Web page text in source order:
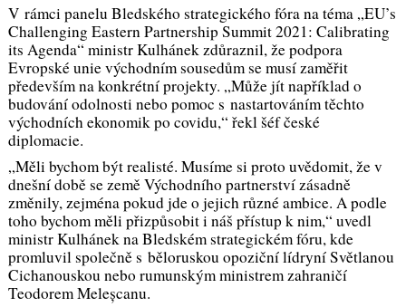
V rámci panelu Bledského strategického fóra na téma „EU’s
Challenging Eastern Partnership Summit 2021: Calibrating
its Agenda“ ministr Kulhánek zdůraznil, že podpora
Evropské unie východním sousedům se musí zaměřit
především na konkrétní projekty. „Může jít například o
budování odolnosti nebo pomoc s nastartováním těchto
východních ekonomik po covidu,“ řekl šéf české
diplomacie.
„Měli bychom být realisté. Musíme si proto uvědomit, že v
dnešní době se země Východního partnerství zásadně
změnily, zejména pokud jde o jejich různé ambice. A podle
toho bychom měli přizpůsobit i náš přístup k nim,“ uvedl
ministr Kulhánek na Bledském strategickém fóru, kde
promluvil společně s běloruskou opoziční lídryní Světlanou
Cichanouskou nebo rumunským ministrem zahraničí
Teodorem Meleșcanu.